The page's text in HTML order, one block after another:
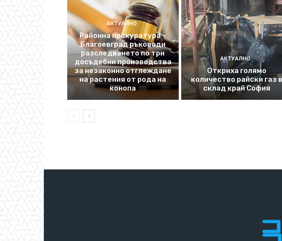
АКТУАЛНО
Районна прокуратура –
Благоевград ръководи
разследването по три
досъдебни производства
за незаконно отглеждане
на растения от рода на
конопа
АКТУАЛНО
Откриха голямо
количество райски газ в
склад край София